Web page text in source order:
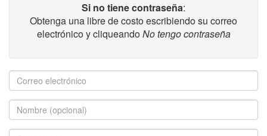
Si no tiene contraseña:
Obtenga una libre de costo escribiendo su correo
electrónico y cliqueando No tengo contraseña